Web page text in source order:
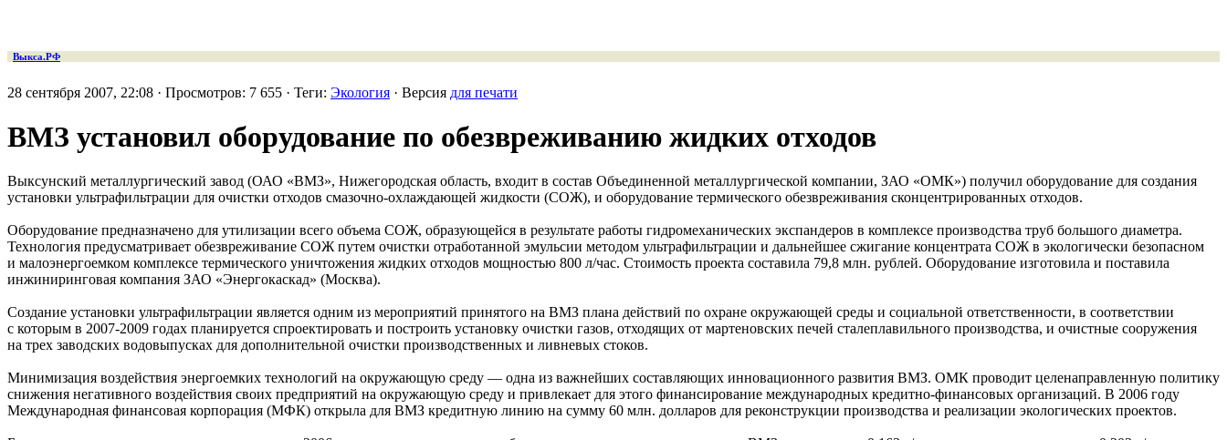
Выкса.РФ
28 сентября 2007, 22:08 · Просмотров: 7 655 · Теги: Экология · Версия для печати
ВМЗ установил оборудование по обезвреживанию жидких отходов
Выксунский металлургический завод (ОАО «ВМЗ», Нижегородская область, входит в состав Объединенной металлургической компании, ЗАО «ОМК») получил оборудование для создания
установки ультрафильтрации для очистки отходов смазочно-охлаждающей жидкости (СОЖ), и оборудование термического обезвреживания сконцентрированных отходов.
Оборудование предназначено для утилизации всего объема СОЖ, образующейся в результате работы гидромеханических экспандеров в комплексе производства труб большого диаметра.
Технология предусматривает обезвреживание СОЖ путем очистки отработанной эмульсии методом ультрафильтрации и дальнейшее сжигание концентрата СОЖ в экологически безопасном
и малоэнергоемком комплексе термического уничтожения жидких отходов мощностью 800 л/час. Стоимость проекта составила 79,8 млн. рублей. Оборудование изготовила и поставила
инжиниринговая компания ЗАО «Энергокаскад» (Москва).
Создание установки ультрафильтрации является одним из мероприятий принятого на ВМЗ плана действий по охране окружающей среды и социальной ответственности, в соответствии
с которым в 2007-2009 годах планируется спроектировать и построить установку очистки газов, отходящих от мартеновских печей сталеплавильного производства, и очистные сооружения
на трех заводских водовыпусках для дополнительной очистки производственных и ливневых стоков.
Минимизация воздействия энергоемких технологий на окружающую среду — одна из важнейших составляющих инновационного развития ВМЗ. ОМК проводит целенаправленную политику
снижения негативного воздействия своих предприятий на окружающую среду и привлекает для этого финансирование международных кредитно-финансовых организаций. В 2006 году
Международная финансовая корпорация (МФК) открыла для ВМЗ кредитную линию на сумму 60 млн. долларов для реконструкции производства и реализации экологических проектов.